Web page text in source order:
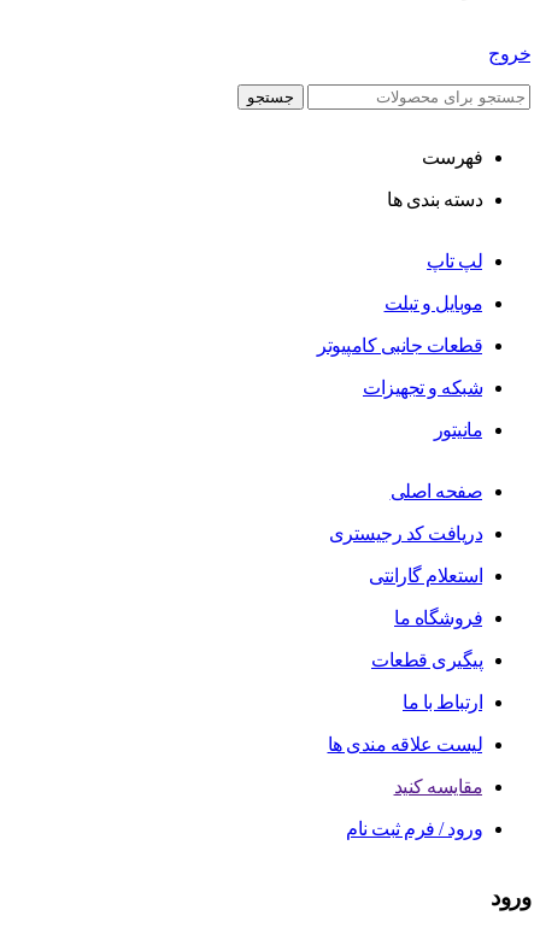
خروج
جستجو
فهرست
دسته بندی ها
لپ تاپ
موبایل و تبلت
قطعات جانبی کامپیوتر
شبکه و تجهیزات
مانیتور
صفحه اصلی
دریافت کد رجیستری
استعلام گارانتی
فروشگاه ما
پیگیری قطعات
ارتباط با ما
لیست علاقه مندی ها
مقایسه کنید
ورود / فرم ثبت نام
ورود